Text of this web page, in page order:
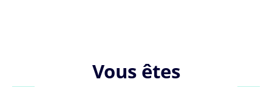
Vous êtes